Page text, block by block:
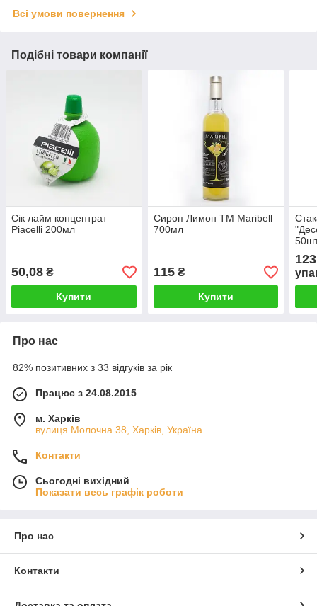
Всі умови повернення
Подібні товари компанії
Сік лайм концентрат
Piacelli 200мл
50,08 ₴
Купити
Сироп Лимон TM Maribell
700мл
115₴
Купити
Про нас
82% позитивних з 33 відгуків за рік
Працює з 24.08.2015
м. Харків
вулиця Молочна 38, Харків, Україна
Контакти
Сьогодні вихідний
Показати весь графік роботи
Про нас
Контакти